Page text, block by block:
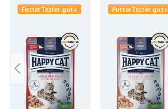
FutterTester gut+ FutterTester gut+